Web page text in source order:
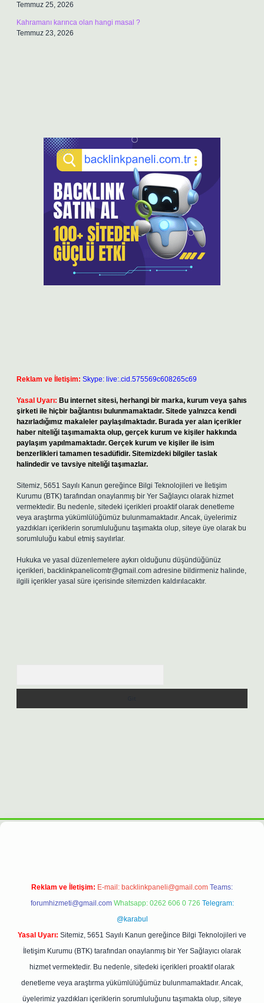
Temmuz 25, 2026
Kahramanı karınca olan hangi masal ?
Temmuz 23, 2026
Reklam ve İletişim: Skype: live:.cid.575569c608265c69
Yasal Uyarı: Bu internet sitesi, herhangi bir marka, kurum veya şahıs
şirketi ile hiçbir bağlantısı bulunmamaktadır. Sitede yalnızca kendi
hazırladığımız makaleler paylaşılmaktadır. Burada yer alan içerikler
haber niteliği taşımamakta olup, gerçek kurum ve kişiler hakkında
paylaşım yapılmamaktadır. Gerçek kurum ve kişiler ile isim
benzerlikleri tamamen tesadüfidir. Sitemizdeki bilgiler taslak
halindedir ve tavsiye niteliği taşımazlar.
Sitemiz, 5651 Sayılı Kanun gereğince Bilgi Teknolojileri ve İletişim
Kurumu (BTK) tarafından onaylanmış bir Yer Sağlayıcı olarak hizmet
vermektedir. Bu nedenle, sitedeki içerikleri proaktif olarak denetleme
veya araştırma yükümlülüğümüz bulunmamaktadır. Ancak, üyelerimiz
yazdıkları içeriklerin sorumluluğunu taşımakta olup, siteye üye olarak bu
sorumluluğu kabul etmiş sayılırlar.
Hukuka ve yasal düzenlemelere aykırı olduğunu düşündüğünüz
içerikleri, backlinkpanelicomtr@gmail.com adresine bildirmeniz halinde,
ilgili içerikler yasal süre içerisinde sitemizden kaldırılacaktır.
betexpergir.net
Reklam ve İletişim: E-mail: backlinkpaneli@gmail.com Teams:
forumhizmeti@gmail.com Whatsapp: 0262 606 0 726 Telegram:
@karabul
Yasal Uyarı: Sitemiz, 5651 Sayılı Kanun gereğince Bilgi Teknolojileri ve
İletişim Kurumu (BTK) tarafından onaylanmış bir Yer Sağlayıcı olarak
hizmet vermektedir. Bu nedenle, sitedeki içerikleri proaktif olarak
denetleme veya araştırma yükümlülüğümüz bulunmamaktadır. Ancak,
üyelerimiz yazdıkları içeriklerin sorumluluğunu taşımakta olup, siteye